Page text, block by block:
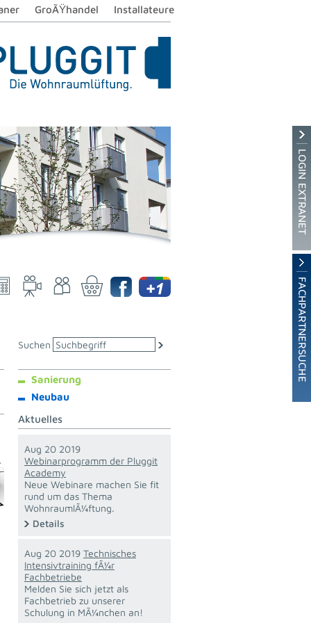
GroÃŸhandel Installateure
Suchen
Sanierung
Neubau
Aktuelles
Aug 20 2019
Webinarprogramm der Pluggit
Academy
Neue Webinare machen Sie fit
rund um das Thema
WohnraumlÃ¼ftung.
Details
Aug 20 2019 Technisches
Intensivtraining fÃ¼r
Fachbetriebe
Melden Sie sich jetzt als
Fachbetrieb zu unserer
Schulung in MÃ¼nchen an!